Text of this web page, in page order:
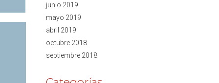
junio 2019
mayo 2019
abril 2019
octubre 2018
septiembre 2018